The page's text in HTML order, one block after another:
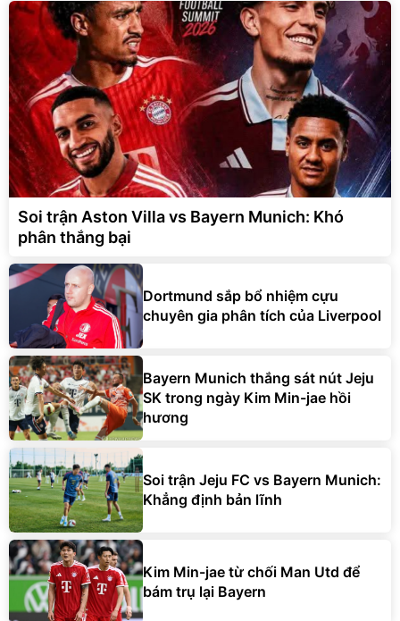
Soi trận Aston Villa vs Bayern Munich: Khó
phân thắng bại
Dortmund sắp bổ nhiệm cựu
chuyên gia phân tích của Liverpool
Bayern Munich thắng sát nút Jeju
SK trong ngày Kim Min-jae hồi
hương
Soi trận Jeju FC vs Bayern Munich:
Khẳng định bản lĩnh
Kim Min-jae từ chối Man Utd để
bám trụ lại Bayern